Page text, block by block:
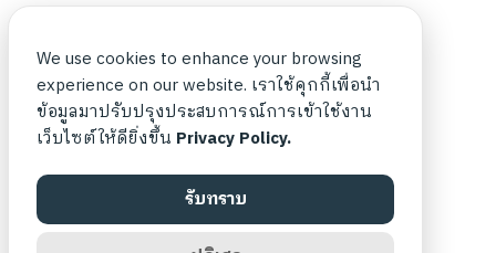
We use cookies to enhance your browsing
experience on our website. เราใช้คุกกี้เพื่อนำ
ข้อมูลมาปรับปรุงประสบการณ์การเข้าใช้งาน
เว็บไซต์ให้ดียิ่งขึ้น Privacy Policy.
รับทราบ